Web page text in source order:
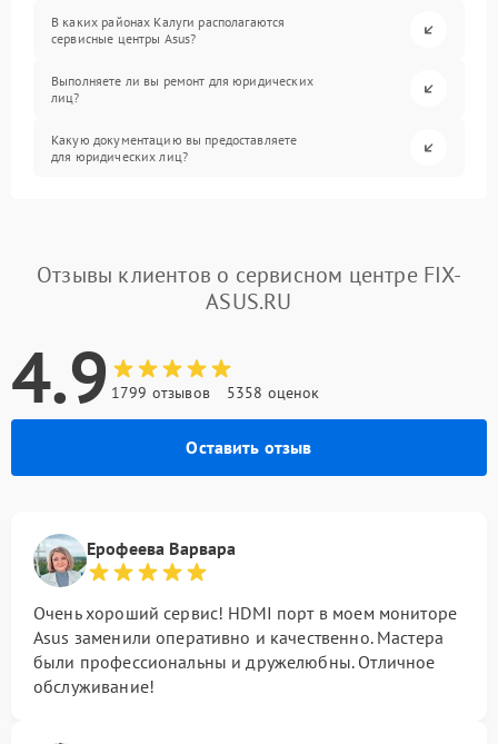
В каких районах Калуги располагаются
сервисные центры Asus?
Выполняете ли вы ремонт для юридических
лиц?
Какую документацию вы предоставляете
для юридических лиц?
Отзывы клиентов о сервисном центре FIX-
ASUS.RU
4.9 1799 отзывов 5358 оценок
Оставить отзыв
Ерофеева Варвара
Очень хороший сервис! HDMI порт в моем мониторе
Asus заменили оперативно и качественно. Мастера
были профессиональны и дружелюбны. Отличное
обслуживание!